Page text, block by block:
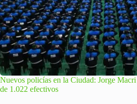
Nuevos policías en la Ciudad: Jorge Macri
de 1.022 efectivos